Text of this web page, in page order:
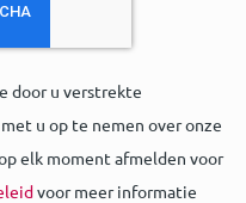
door u verstrekte
u op te nemen over onze
elk moment afmelden voor
voor meer informatie